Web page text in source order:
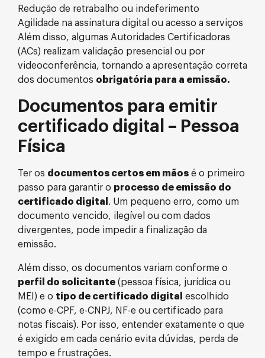
Redução de retrabalho ou indeferimento
Agilidade na assinatura digital ou acesso a serviços
Além disso, algumas Autoridades Certificadoras
(ACs) realizam validação presencial ou por
videoconferência, tornando a apresentação correta
dos documentos obrigatória para a emissão.
Documentos para emitir
certificado digital – Pessoa
Física
Ter os documentos certos em mãos é o primeiro
passo para garantir o processo de emissão do
certificado digital . Um pequeno erro, como um
documento vencido, ilegível ou com dados
divergentes, pode impedir a finalização da
emissão.
Além disso, os documentos variam conforme o
perfil do solicitante (pessoa física, jurídica ou
MEI) e o tipo de certificado digital
escolhido
(como e-CPF, e-CNPJ, NF-e ou certificado para
notas fiscais). Por isso, entender exatamente o que
é exigido em cada cenário evita dúvidas, perda de
tempo e frustrações.